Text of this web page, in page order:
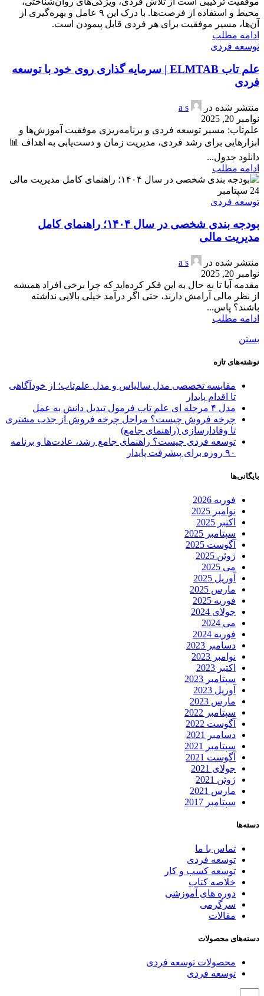
محیط و استفاده از فرصت‌ها. با درک این ۹ عامل و بهره‌گیری از
آن‌ها، مسیر موفقیت برای هر فردی قابل پیمودن است.
ادامه مطلب
توسعه فردی
علم تاب ELMTAB | سرمایه گذاری روی خود با توسعه
فردی
منتشر شده در
a s
نوامبر 20, 2025
علم‌تاب: مسیر توسعه فردی و برنامه‌ریزی موفقیت آموزش‌ها و
ابزارهایی برای رشد فردی، مدیریت زمان و دست‌یابی به اهداف 📊
دانلود جدول...
ادامه مطلب
24 سپتامبر
توسعه فردی
بودجه بندی شخصی در سال ۱۴۰۴؛ راهنمای کامل
مدیریت مالی
منتشر شده در
a s
نوامبر 20, 2025
مقدمه آیا تا به حال به این فکر کرده‌اید که چرا برخی افراد همیشه
از نظر مالی آرامش دارند، حتی اگر درآمد خیلی بالایی نداشته
باشند؟ پاس...
ادامه مطلب
بستن
نوشته‌های تازه
مقایسه تخصصی مدل سالیاس و مدل علم‌تاب؛ از خودآگاهی
تا اقدام پایدار
مدل ۴ مرحله ای علم تاب فرمول تبدیل دانش به عمل
چرخه فروش چیست؟ مراحل چرخه فروش از جذب مشتری
تا وفادارسازی (راهنمای جامع)
توسعه فردی چیست؟ راهنمای جامع رشد، عادت‌ها و برنامه
۹۰ روزه برای پیشرفت پایدار
بایگانی‌ها
فوریه 2026
نوامبر 2025
اکتبر 2025
سپتامبر 2025
آگوست 2025
ژوئن 2025
می 2025
آوریل 2025
مارس 2025
فوریه 2025
جولای 2024
می 2024
فوریه 2024
دسامبر 2023
نوامبر 2023
اکتبر 2023
سپتامبر 2023
آوریل 2023
مارس 2023
سپتامبر 2022
آگوست 2022
دسامبر 2021
سپتامبر 2021
آگوست 2021
جولای 2021
ژوئن 2021
مارس 2021
سپتامبر 2017
دسته‌ها
تماس با ما
توسعه فردی
توسعه کسب و کار
خلاصه کتاب
دوره های آموزشی
سرگرمی
مقالات
دسته‌های محصولات
محصولات توسعه فردی
توسعه فردی